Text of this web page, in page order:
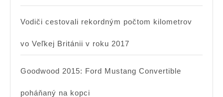
Vodiči cestovali rekordným počtom kilometrov
vo Veľkej Británii v roku 2017
Goodwood 2015: Ford Mustang Convertible
poháňaný na kopci